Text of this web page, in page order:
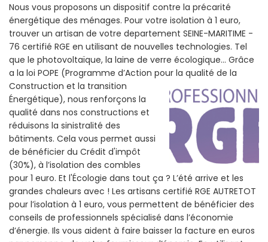
Nous vous proposons un dispositif contre la précarité
énergétique des ménages. Pour votre isolation à 1 euro,
trouver un artisan de votre departement SEINE-MARITIME -
76 certifié RGE en utilisant de nouvelles technologies. Tel
que le photovoltaïque, la laine de verre écologique... Grâce
a la loi POPE (Programme d’Action pour la qualité de la
Construction et la transition
Énergétique), nous renforçons la
qualité dans nos constructions et
réduisons la sinistralité des
bâtiments. Cela vous permet aussi
de bénéficier du Crédit d'impôt
(30%), à l’isolation des combles
pour 1 euro. Et l'Écologie dans tout ça ? L’été arrive et les
grandes chaleurs avec ! Les artisans certifié RGE AUTRETOT
pour l’isolation à 1 euro, vous permettent de bénéficier des
conseils de professionnels spécialisé dans l’économie
d’énergie. Ils vous aident à faire baisser la facture en euros